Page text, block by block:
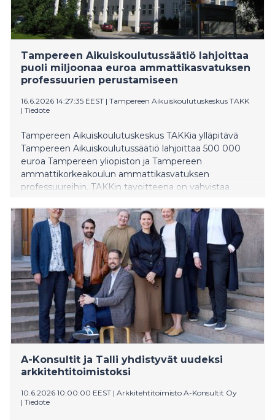
Tampereen Aikuiskoulutussäätiö lahjoittaa
puoli miljoonaa euroa ammattikasvatuksen
professuurien perustamiseen
16.6.2026 14:27:35 EEST | Tampereen Aikuiskoulutuskeskus TAKK
| Tiedote
Tampereen Aikuiskoulutuskeskus TAKKia ylläpitävä
Tampereen Aikuiskoulutussäätiö lahjoittaa 500 000
euroa Tampereen yliopiston ja Tampereen
ammattikorkeakoulun ammattikasvatuksen
professuureihin. TAKKin tavoitteena on vahvistaa
tietoa ammatillisen koulutuksen kehittämisen
pohjaksi.
A-Konsultit ja Talli yhdistyvät uudeksi
arkkitehtitoimistoksi
10.6.2026 10:00:00 EEST | Arkkitehtitoimisto A-Konsultit Oy
| Tiedote